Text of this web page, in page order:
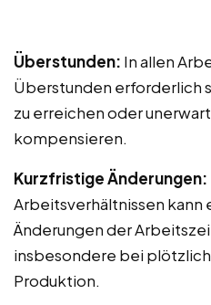
Überstunden: In allen
Überstunden erforderlich
zu erreichen oder
kompensieren.
Kurzfristige Änderungen:
Arbeitsverhältnissen kann
Änderungen der
insbesondere bei
Produktion.